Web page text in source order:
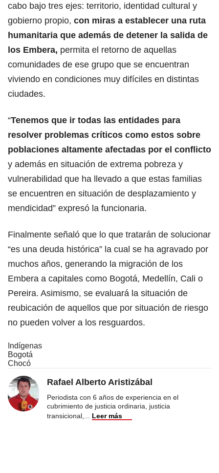
cabo bajo tres ejes: territorio, identidad cultural y
gobierno propio, con miras a establecer una ruta
humanitaria que además de detener la salida de
los Embera, permita el retorno de aquellas
comunidades de ese grupo que se encuentran
viviendo en condiciones muy difíciles en distintas
ciudades.
“Tenemos que ir todas las entidades para
resolver problemas críticos como estos sobre
poblaciones altamente afectadas por el conflicto
y además en situación de extrema pobreza y
vulnerabilidad que ha llevado a que estas familias
se encuentren en situación de desplazamiento y
mendicidad” expresó la funcionaria.
Finalmente señaló que lo que tratarán de solucionar
“es una deuda histórica” la cual se ha agravado por
muchos años, generando la migración de los
Embera a capitales como Bogotá, Medellín, Cali o
Pereira. Asimismo, se evaluará la situación de
reubicación de aquellos que por situación de riesgo
no pueden volver a los resguardos.
Indígenas
Bogotá
Chocó
Rafael Alberto Aristizábal
Periodista con 6 años de experiencia en el
cubrimiento de justicia ordinaria, justicia
transicional,
Leer más